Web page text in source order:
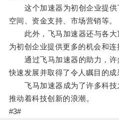
这个加速器为初创企业提供
空间、资金支持、市场营销等。
此外，飞马加速器还与各大
为初创企业提供更多的机会和连
通过飞马加速器的助力，许
快速发展并取得了令人瞩目的成
飞马加速器成为了许多科技
推动着科技创新的浪潮。
#3#